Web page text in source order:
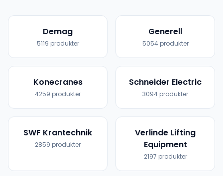
Demag
5119 produkter
Generell
5054produkter
Konecranes
4259 produkter
Schneider Electric
3094 produkter
SWF Krantechnik
2859 produkter
Verlinde Lifting
Equipment
2197 produkter